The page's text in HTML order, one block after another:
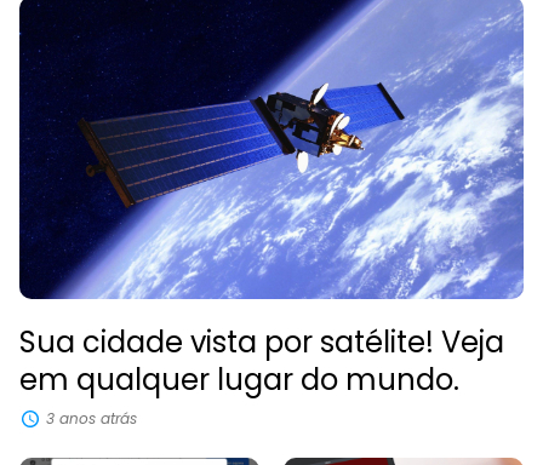
Sua cidade vista por satélite! Veja
em qualquer lugar do mundo.
3 anos atrás